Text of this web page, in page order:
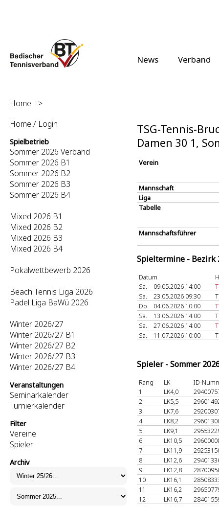
News Verband
Home
>
Home / Login
Spielbetrieb
Sommer 2026 Verband
Sommer 2026 B1
Sommer 2026 B2
Sommer 2026 B3
Sommer 2026 B4
Mixed 2026 B1
Mixed 2026 B2
Mixed 2026 B3
Mixed 2026 B4
Pokalwettbewerb 2026
Beach Tennis Liga 2026
Padel Liga BaWü 2026
Winter 2026/27
Winter 2026/27 B1
Winter 2026/27 B2
Winter 2026/27 B3
Winter 2026/27 B4
Veranstaltungen
Seminarkalender
Turnierkalender
Filter
Vereine
Spieler
Archiv
TSG-Tennis-
Damen 30 1,
Verein
Mannschaft
Liga
Tabelle
Mannschaftsführer
Spieltermine - Bezirk
Datum
Sa.
09.05.2026 14:00
Sa.
23.05.2026 09:30
Do.
04.06.2026 10:00
Sa.
13.06.2026 14:00
Sa.
27.06.2026 14:00
Sa.
11.07.2026 10:00
Spieler - Sommer
Rang LK
ID-
1
LK4,0
2
LK5,5
3
LK7,6
4
LK8,2
5
LK9,1
6
LK10,5
7
LK11,9
8
LK12,6
9
LK12,8
10
LK16,1
11
LK16,2
12
LK16,7